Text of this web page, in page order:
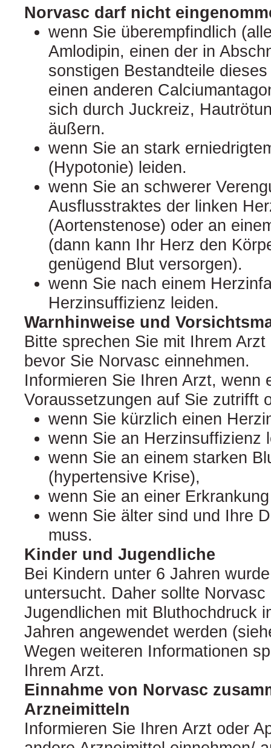
Norvasc darf nicht
wenn Sie überempfindlich
Amlodipin, einen der in
sonstigen Bestandteile
einen anderen
sich durch Juckreiz,
äußern.
wenn Sie an stark
(Hypotonie) leiden.
wenn Sie an schwerer
Ausflusstraktes der linken
(Aortenstenose) oder an
(dann kann Ihr Herz den
genügend Blut versorgen).
wenn Sie nach einem
Herzinsuffizienz leiden.
Warnhinweise und
Bitte sprechen Sie mit Ihrem
bevor Sie Norvasc einnehmen.
Informieren Sie Ihren Arzt, wenn
Voraussetzungen auf Sie zutrifft
wenn Sie kürzlich einen
wenn Sie an Herzinsuffizienz
wenn Sie an einem starken
(hypertensive Krise),
wenn Sie an einer
wenn Sie älter sind und Ihre
muss.
Kinder und Jugendliche
Bei Kindern unter 6 Jahren
untersucht. Daher sollte
Jugendlichen mit Bluthochdruck
Jahren angewendet werden
Wegen weiteren Informationen
Ihrem Arzt.
Einnahme von Norvasc
Arzneimitteln
Informieren Sie Ihren Arzt oder